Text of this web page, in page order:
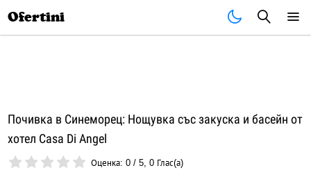
Ofertini
Почивка в Синеморец: Нощувка със закуска и басейн от
хотел Casa Di Angel
Оценка:0 /5,0 Глас(а)